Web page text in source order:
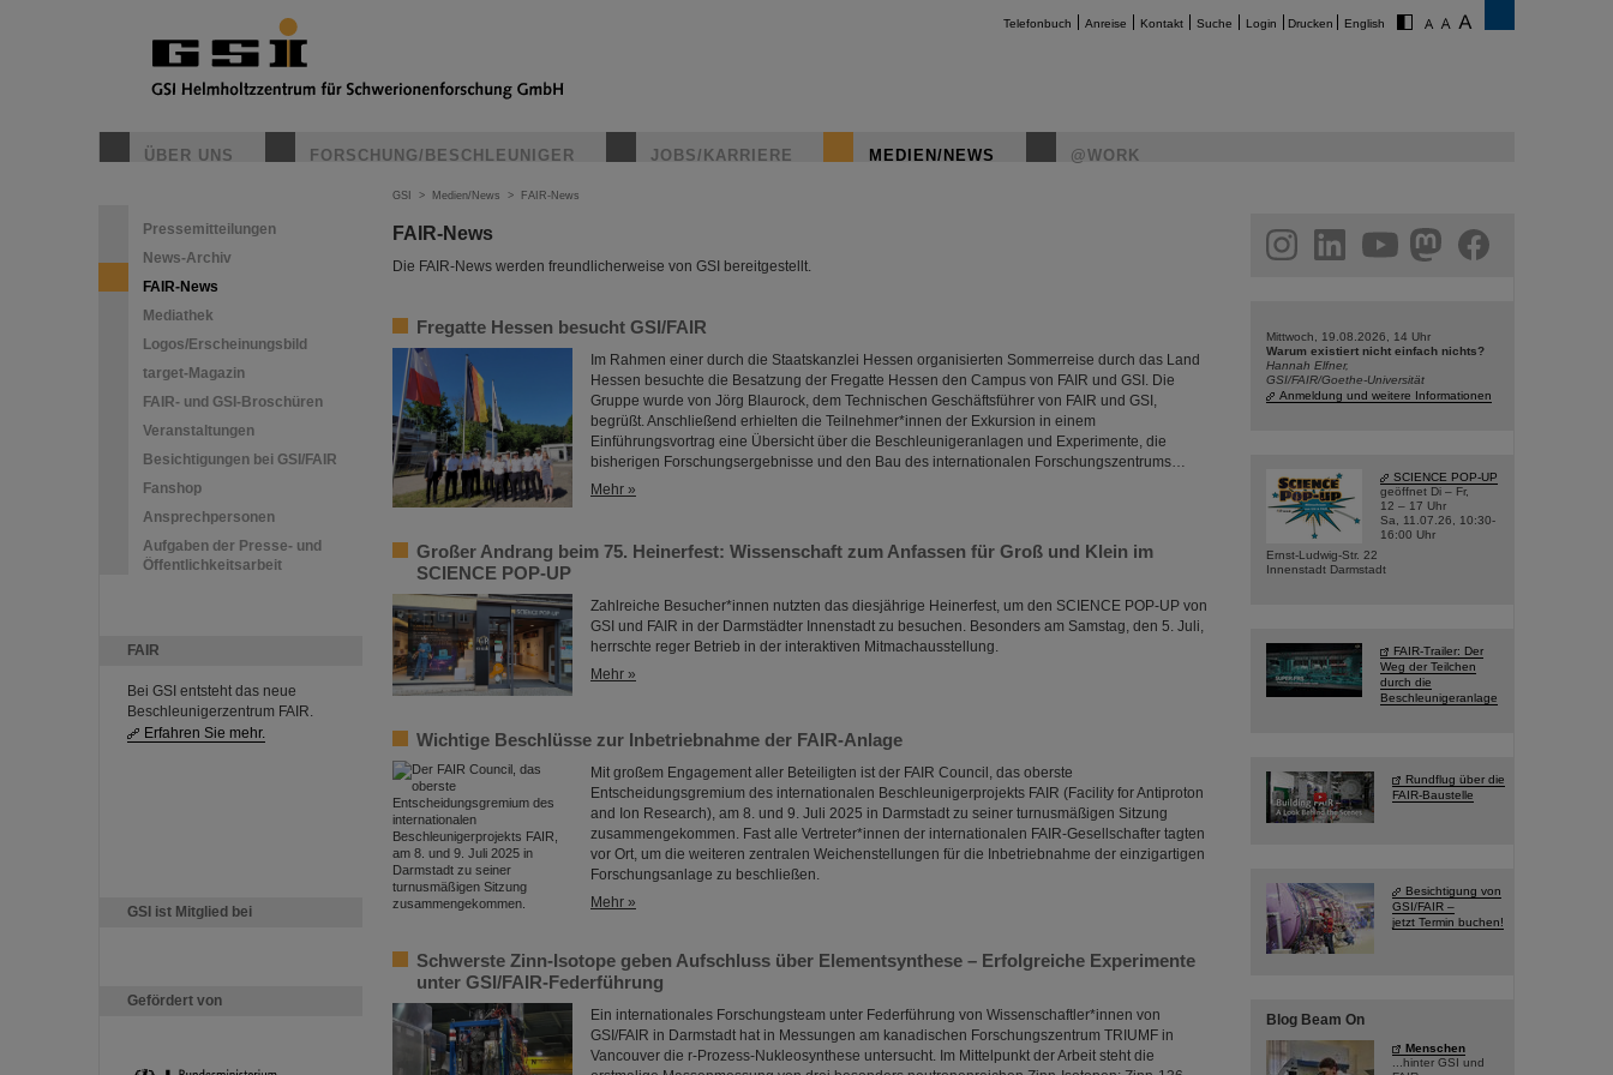
Telefonbuch Anreise Kontakt Suche Login Drucken English
ÜBER UNS FORSCHUNG/BESCHLEUNIGER JOBS/KARRIERE MEDIEN/NEWS @WORK
Pressemitteilungen
News-Archiv
FAIR-News
Mediathek
Logos/Erscheinungsbild
target-Magazin
FAIR- und GSI-Broschüren
Veranstaltungen
Besichtigungen bei GSI/FAIR
Fanshop
Ansprechpersonen
Aufgaben der Presse- und
Öffentlichkeitsarbeit
FAIR
Bei GSI entsteht das neue
Beschleunigerzentrum FAIR.
Erfahren Sie mehr.
GSI ist Mitglied bei
Gefördert von
GSI > Medien/News > FAIR-News
FAIR-News
Die FAIR-News werden freundlicherweise von GSI bereitgestellt.
Fregatte Hessen besucht GSI/FAIR
Im Rahmen einer durch die Staatskanzlei Hessen organisierten Sommerreise durch das Land
Hessen besuchte die Besatzung der Fregatte Hessen den Campus von FAIR und GSI. Die
Gruppe wurde von Jörg Blaurock, dem Technischen Geschäftsführer von FAIR und GSI,
begrüßt. Anschließend erhielten die Teilnehmer*innen der Exkursion in einem
Einführungsvortrag eine Übersicht über die Beschleunigeranlagen und Experimente, die
bisherigen Forschungsergebnisse und den Bau des internationalen Forschungszentrums…
Mehr »
Großer Andrang beim 75. Heinerfest: Wissenschaft zum Anfassen für Groß und Klein im
SCIENCE POP-UP
Zahlreiche Besucher*innen nutzten das diesjährige Heinerfest, um den SCIENCE POP-UP von
GSI und FAIR in der Darmstädter Innenstadt zu besuchen. Besonders am Samstag, den 5. Juli,
herrschte reger Betrieb in der interaktiven Mitmachausstellung.
Mehr »
Wichtige Beschlüsse zur Inbetriebnahme der FAIR-Anlage
Mit großem Engagement aller Beteiligten ist der FAIR Council, das oberste
Entscheidungsgremium des internationalen Beschleunigerprojekts FAIR (Facility for Antiproton
and Ion Research), am 8. und 9. Juli 2025 in Darmstadt zu seiner turnusmäßigen Sitzung
zusammengekommen. Fast alle Vertreter*innen der internationalen FAIR-Gesellschafter tagten
vor Ort, um die weiteren zentralen Weichenstellungen für die Inbetriebnahme der einzigartigen
Forschungsanlage zu beschließen.
Mehr »
Schwerste Zinn-Isotope geben Aufschluss über Elementsynthese – Erfolgreiche Experimente
unter GSI/FAIR-Federführung
Ein internationales Forschungsteam unter Federführung von Wissenschaftler*innen von
GSI/FAIR in Darmstadt hat in Messungen am kanadischen Forschungszentrum TRIUMF in
Vancouver die r-Prozess-Nukleosynthese untersucht. Im Mittelpunkt der Arbeit steht die
facebook
Mittwoch, 19.08.2026, 14 Uhr
Warum existiert nicht einfach nichts?
Hannah Elfner,
GSI/FAIR/Goethe-Universität
Anmeldung und weitere Informationen
SCIENCE POP-UP
geöffnet Di – Fr,
12 – 17 Uhr
Sa, 11.07.26, 10:30-
16:00 Uhr
Ernst-Ludwig-Str. 22
Innenstadt Darmstadt
FAIR-Trailer: Der
Weg der Teilchen
durch die
Beschleunigeranlage
Rundflug über die
FAIR-Baustelle
Besichtigung von
GSI/FAIR –
jetzt Termin buchen!
Blog Beam On
Menschen
...hinter GSI und